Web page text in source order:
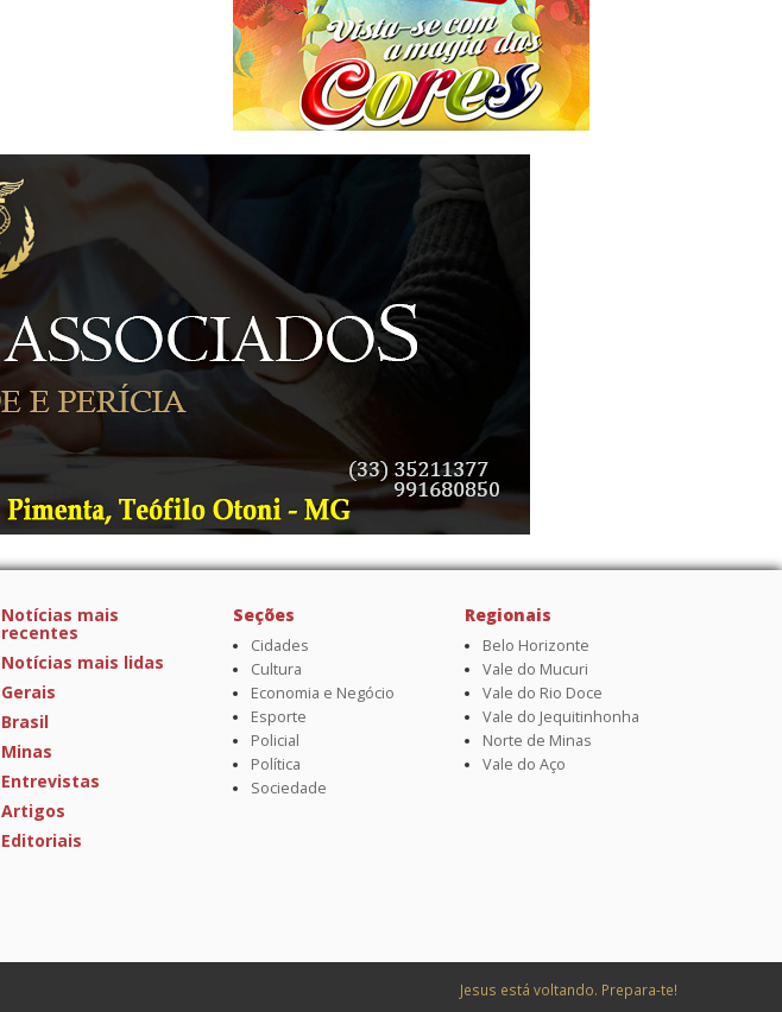
Notícias mais
recentes
Notícias mais lidas
Gerais
Brasil
Minas
Entrevistas
Artigos
Editoriais
Seções
Cidades
Cultura
Economia e Negócio
Esporte
Policial
Política
Sociedade
Regionais
Belo Horizonte
Vale do Mucuri
Vale do Rio Doce
Vale do Jequitinhonha
Norte de Minas
Vale do Aço
Jesus está voltando. Prepara-te!